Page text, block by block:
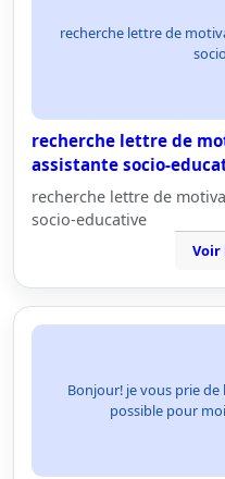
recherche lettre de
recherche lettre de
assistante socio-
recherche lettre de
socio-educative
Voir
Bonjour! je vous prie
possible pour